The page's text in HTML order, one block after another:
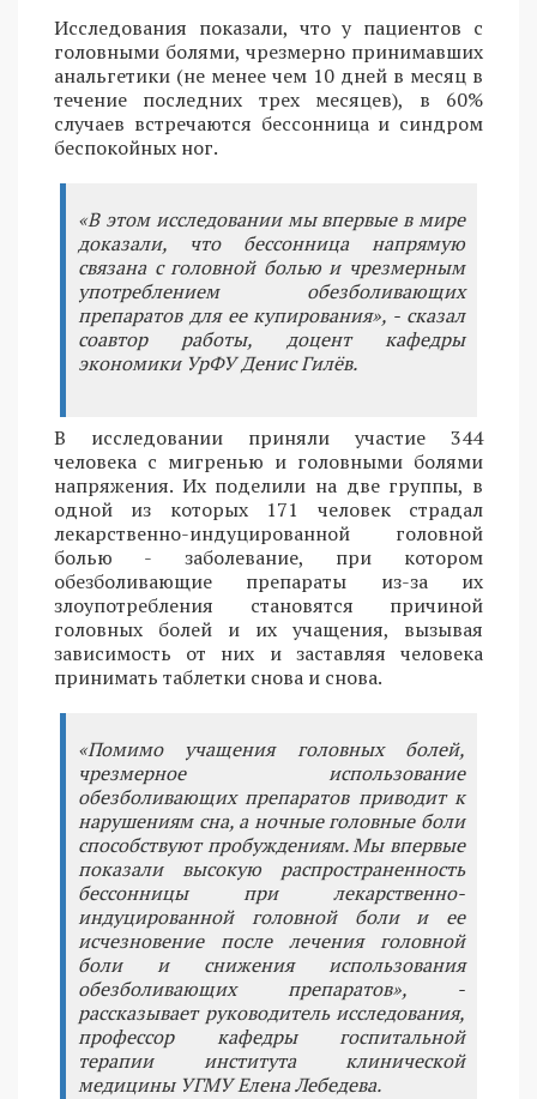
Исследования показали, что у пациентов с
головными болями, чрезмерно принимавших
анальгетики (не менее чем 10 дней в месяц в
течение последних трех месяцев), в 60%
случаев встречаются бессонница и синдром
беспокойных ног.
«В этом исследовании мы впервые в мире
доказали, что бессонница напрямую
связана с головной болью и чрезмерным
употреблением обезболивающих
препаратов для ее купирования», - сказал
соавтор работы, доцент кафедры
экономики УрФУ Денис Гилёв.
В исследовании приняли участие 344
человека с мигренью и головными болями
напряжения. Их поделили на две группы, в
одной из которых 171 человек страдал
лекарственно-индуцированной головной
болью - заболевание, при котором
обезболивающие препараты из-за их
злоупотребления становятся причиной
головных болей и их учащения, вызывая
зависимость от них и заставляя человека
принимать таблетки снова и снова.
«Помимо учащения головных болей,
чрезмерное использование
обезболивающих препаратов приводит к
нарушениям сна, а ночные головные боли
способствуют пробуждениям. Мы впервые
показали высокую распространенность
бессонницы при лекарственно-
индуцированной головной боли и ее
исчезновение после лечения головной
боли и снижения использования
обезболивающих препаратов», -
рассказывает руководитель исследования,
профессор кафедры госпитальной
терапии института клинической
медицины УГМУ Елена Лебедева.